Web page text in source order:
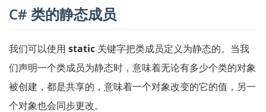
C# 类的静态成员
我们可以使用 static 关键字把类成员定义为静态的。当我
们声明一个类成员为静态时，意味着无论有多少个类的对象
被创建，都是共享的，意味着一个对象改变的它的值，另一
个对象也会同步更改。